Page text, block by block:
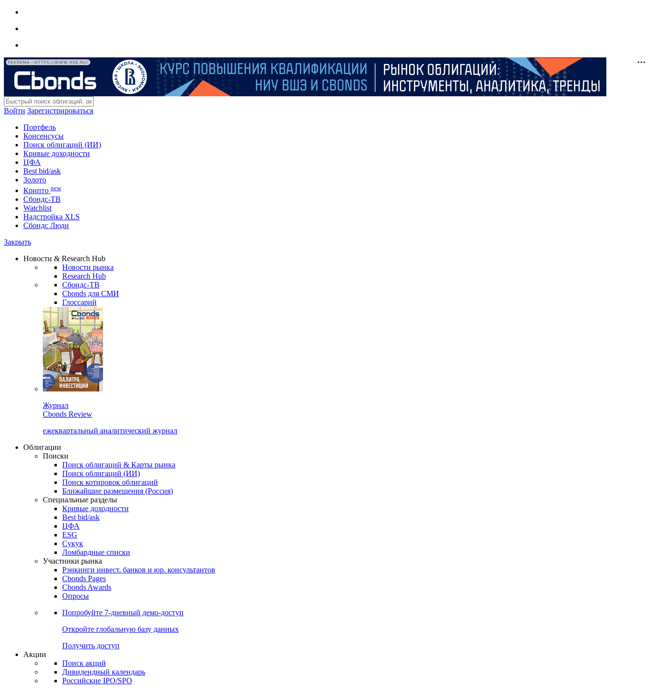
РЕКЛАМА • HTTPS://WWW.HSE.RU/
Войти Зарегистрироваться
Портфель
Консенсусы
Поиск облигаций (ИИ)
Кривые доходности
ЦФА
Best bid/ask
Золото
Крипто new
Сбондс-ТВ
Watchlist
Надстройка XLS
Сбондс Люди
Закрыть
Новости & Research Hub
Новости рынка
Research Hub
Сбондс-ТВ
Cbonds для СМИ
Глоссарий
Журнал
Cbonds Review
ежеквартальный аналитический журнал
Облигации
Поиски
Поиск облигаций & Карты рынка
Поиск облигаций (ИИ)
Поиск котировок облигаций
Ближайшие размещения (Россия)
Специальные разделы
Кривые доходности
Best bid/ask
ЦФА
ESG
Сукук
Ломбардные списки
Участники рынка
Рэнкинги инвест. банков и юр. консультантов
Cbonds Pages
Cbonds Awards
Опросы
Попробуйте 7-дневный демо-доступ
Откройте глобальную базу данных
Получить доступ
Акции
Поиск акций
Дивидендный календарь
Российские IPO/SPO